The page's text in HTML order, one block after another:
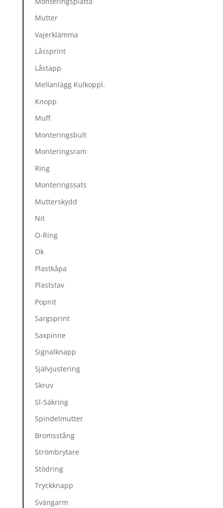
Mutter
Vajerklämma
Låssprint
Låstapp
Mellanlägg Kulkoppl.
Knopp
Muff
Monteringsbult
Monteringsram
Ring
Monteringssats
Mutterskydd
Nit
O-Ring
Ok
Plastkåpa
Plaststav
Popnit
Sargsprint
Saxpinne
Signalknapp
Självjustering
Skruv
Sl-Säkring
Spindelmutter
Bromsstång
Strömbrytare
Stödring
Tryckknapp
Svängarm